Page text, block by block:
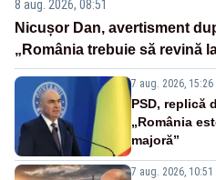
8 aug. 2026, 08:51
Nicușor Dan, avertisment
„România trebuie să revină
7 aug. 2026, 15:26
PSD, replică
„România
majoră”
7 aug. 2026, 10:51